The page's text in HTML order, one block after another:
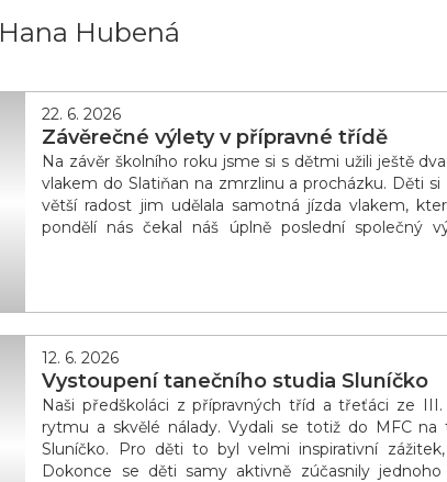
Hubená
22. 6. 2026
Závěrečné výlety v přípravné třídě
Na závěr školního roku jsme si s dětmi užili ještě
vlakem do Slatiňan na zmrzlinu a procházku. Děti
větší radost jim udělala samotná jízda vlakem,
pondělí nás čekal náš úplně poslední společný
12. 6. 2026
Vystoupení tanečního studia Sluníčko
Naši předškoláci z přípravných tříd a třeťáci ze
rytmu a skvělé nálady. Vydali se totiž do MFC
Sluníčko. Pro děti to byl velmi inspirativní
Dokonce se děti samy aktivně zúčasnily